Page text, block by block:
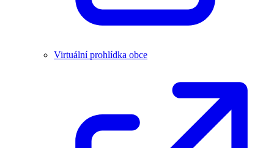
Virtuální prohlídka obce